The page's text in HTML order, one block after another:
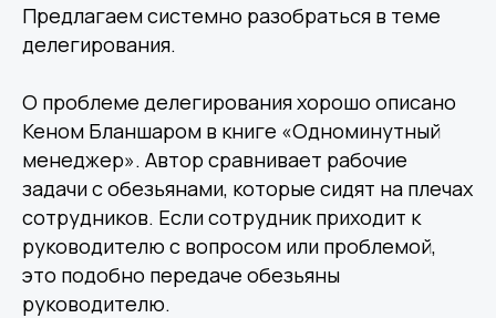
Предлагаем системно разобраться в теме
делегирования.
О проблеме делегирования хорошо описано
Кеном Бланшаром в книге «Одноминутный
менеджер». Автор сравнивает рабочие
задачи с обезьянами, которые сидят на плечах
сотрудников. Если сотрудник приходит к
руководителю с вопросом или проблемой,
это подобно передаче обезьяны
руководителю.